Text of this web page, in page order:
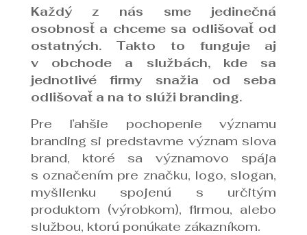
Každý z nás sme jedinečná
osobnosť a chceme sa odlišovať od
ostatných. Takto to funguje aj
v obchode a službách, kde sa
jednotlivé firmy snažia od seba
odlišovať a na to slúži branding.
Pre ľahšie pochopenie významu
branding si predstavme význam slova
brand, ktoré sa významovo spája
s označením pre značku, logo, slogan,
myšlienku spojenú s určitým
produktom (výrobkom), firmou, alebo
službou, ktorú ponúkate zákazníkom.